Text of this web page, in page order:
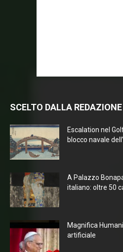
SCELTO DALLA REDAZIONE
Escalation nel
blocco navale
A Palazzo
italiano: oltre 50
Magnifica
artificiale